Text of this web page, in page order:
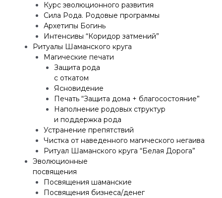
Курс эволюционного развития
Сила Рода. Родовые программы
Архетипы Богинь
Интенсивы “Коридор затмений”
Ритуалы Шаманского круга
Магические печати
Защита рода
с откатом
Ясновидение
Печать “Защита дома + благосостояние”
Наполнение родовых структур
и поддержка рода
Устранение препятствий
Чистка от наведенного магического негаива
Ритуал Шаманского круга “Белая Дорога”
Эволюционные
посвящения
Посвящения шаманские
Посвящения бизнеса/денег